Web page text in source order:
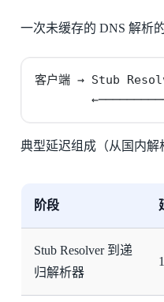
一次未缓存的 DNS 解析
客户端 → Stub
典型延迟组成（从国内解
阶段
Stub Resolver 到递
归解析器